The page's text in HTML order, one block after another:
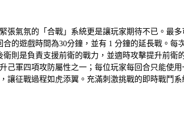
氣氛的「合戰」系統更是讓玩家期待不已。最
的遊戲時間為30分鐘，並有 1 分鐘的延長戰。
則是負責支援前衛的戰力，並適時攻擊提升前衛
軍四項攻防屬性之一；每位玩家每回合只能使
征戰過程如虎添翼。充滿刺激挑戰的即時戰鬥